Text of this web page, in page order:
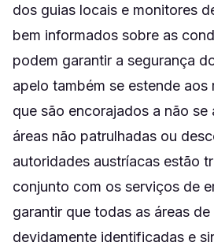
dos guias locais e monitores
bem informados sobre as
podem garantir a segurança
apelo também se estende aos
que são encorajados a não se
áreas não patrulhadas ou
autoridades austríacas estão
conjunto com os serviços de
garantir que todas as áreas de
devidamente identificadas e